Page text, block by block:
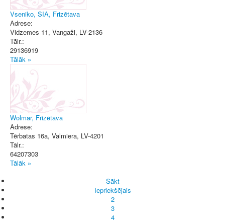
Vseniko, SIA, Frizētava
Adrese:
Vidzemes 11, Vangaži, LV-2136
Tālr.:
29136919
Tālāk »
Wolmar, Frizētava
Adrese:
Tērbatas 16a, Valmiera, LV-4201
Tālr.:
64207303
Tālāk »
Sākt
Iepriekšējais
2
3
4